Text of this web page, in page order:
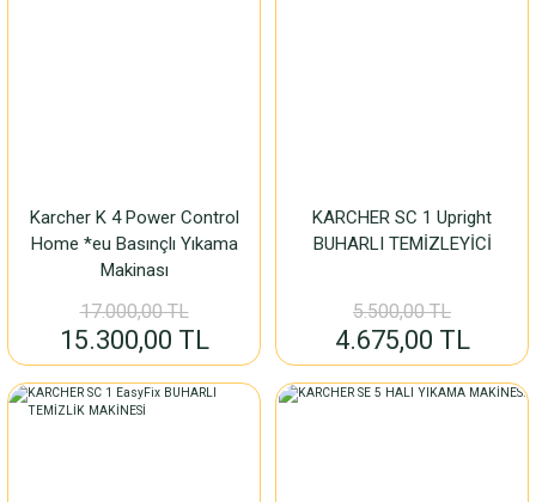
Karcher K 4 Power Control
Home *eu Basınçlı Yıkama
Makinası
17.000,00 TL
15.300,00 TL
KARCHER SC 1 Upright
BUHARLI TEMİZLEYİCİ
5.500,00 TL
4.675,00 TL